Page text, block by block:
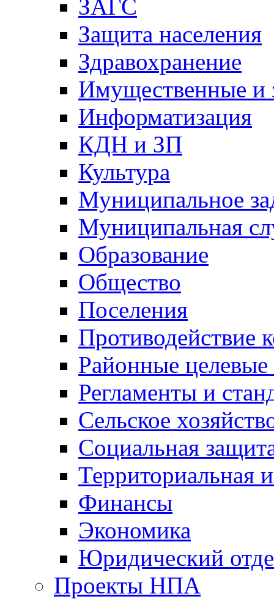
ЗАГС
Защита населения
Здравохранение
Имущественные и
Информатизация
КДН и ЗП
Культура
Муниципальное
Муниципальная
Образование
Общество
Поселения
Противодействие
Районные
Регламенты и
Сельское
Социальная
Территориальная
Финансы
Экономика
Юридический
Проекты НПА